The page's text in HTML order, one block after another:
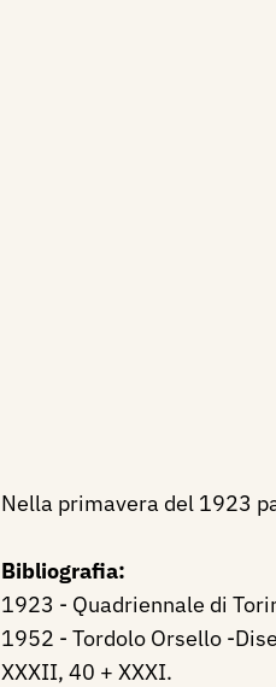
Nella primavera del 1923
Bibliografia:
1923 - Quadriennale di
1952 - Tordolo Orsello -
XXXII, 40 + XXXI.